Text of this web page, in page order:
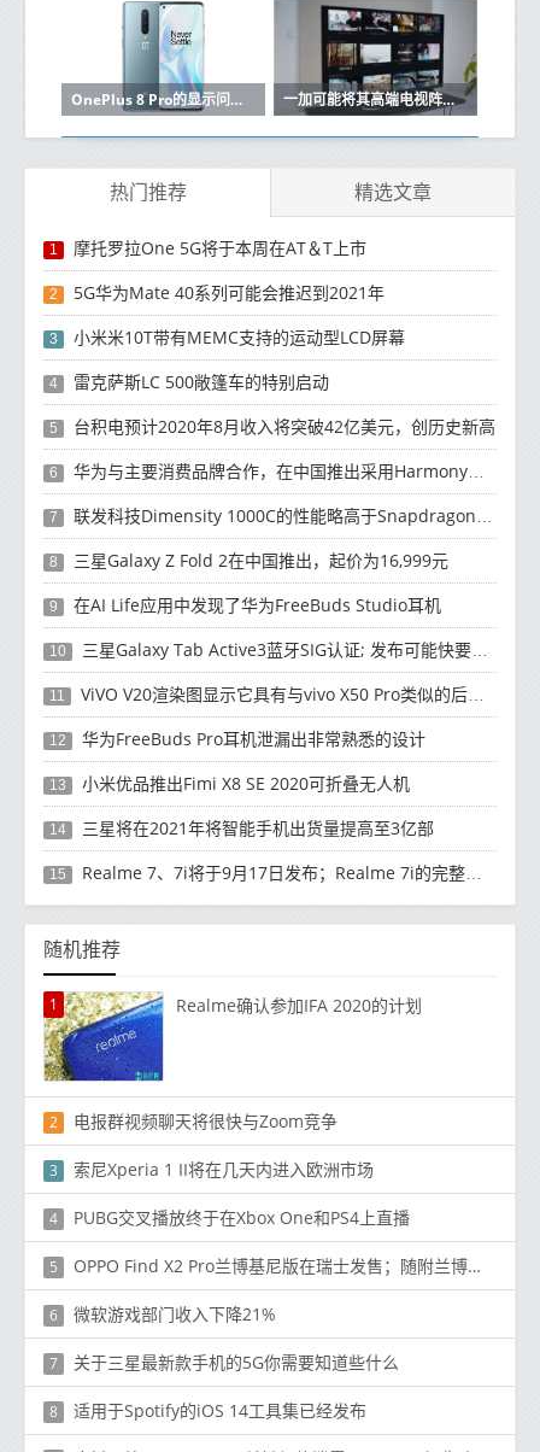
OnePlus 8 Pro的显示问题与软件有关，公司将通过OTA更新修复它们 一加可能将其高端电视阵容带入中国
热门推荐 精选文章
1 摩托罗拉One 5G将于本周在AT＆T上市
2 5G华为Mate 40系列可能会推迟到2021年
3 小米米10T带有MEMC支持的运动型LCD屏幕
4 雷克萨斯LC 500敞篷车的特别启动
5 台积电预计2020年8月收入将突破42亿美元，创历史新高
6 华为与主要消费品牌合作，在中国推出采用HarmonyOS 2.0的智能家居产品
7 联发科技Dimensity 1000C的性能略高于Snapdragon 765G
8 三星Galaxy Z Fold 2在中国推出，起价为16,999元
9 在AI Life应用中发现了华为FreeBuds Studio耳机
10 三星Galaxy Tab Active3蓝牙SIG认证; 发布可能快要结束了
11 ViVO V20渲染图显示它具有与vivo X50 Pro类似的后部设计
12 华为FreeBuds Pro耳机泄漏出非常熟悉的设计
13 小米优品推出Fimi X8 SE 2020可折叠无人机
14 三星将在2021年将智能手机出货量提高至3亿部
15 Realme 7、7i将于9月17日发布；Realme 7i的完整规格并导致泄漏
随机推荐
1 Realme确认参加IFA 2020的计划
2 电报群视频聊天将很快与Zoom竞争
3 索尼Xperia 1 II将在几天内进入欧洲市场
4 PUBG交叉播放终于在Xbox One和PS4上直播
5 OPPO Find X2 Pro兰博基尼版在瑞士发售；随附兰博基尼品牌配件
6 微软游戏部门收入下降21%
7 关于三星最新款手机的5G你需要知道些什么
8 适用于Spotify的iOS 14工具集已经发布